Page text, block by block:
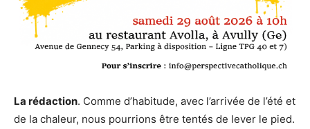
La rédaction. Comme d’habitude, avec l’arrivée de l’été et
de la chaleur, nous pourrions être tentés de lever le pied.